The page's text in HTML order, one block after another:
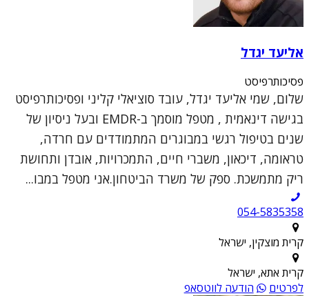
אליעד יגדל
פסיכותרפיסט
שלום, שמי אליעד יגדל, עובד סוציאלי קליני ופסיכותרפיסט
בגישה דינאמית , מטפל מוסמך ב-EMDR ובעל ניסיון של
שנים בטיפול רגשי במבוגרים המתמודדים עם חרדה,
טראומה, דיכאון, משברי חיים, התמכרויות, אובדן ותחושת
ריק מתמשכת. ספק של משרד הביטחון.אני מטפל במבו...
054-5835358
קרית מוצקין, ישראל
קרית אתא, ישראל
לפרטים
הודעה לווטסאפ